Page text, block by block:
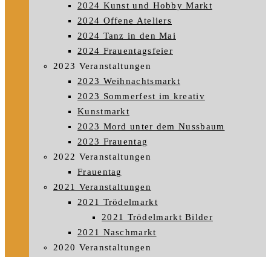
2024 Kunst und Hobby Markt
2024 Offene Ateliers
2024 Tanz in den Mai
2024 Frauentagsfeier
2023 Veranstaltungen
2023 Weihnachtsmarkt
2023 Sommerfest im kreativ
Kunstmarkt
2023 Mord unter dem Nussbaum
2023 Frauentag
2022 Veranstaltungen
Frauentag
2021 Veranstaltungen
2021 Trödelmarkt
2021 Trödelmarkt Bilder
2021 Naschmarkt
2020 Veranstaltungen